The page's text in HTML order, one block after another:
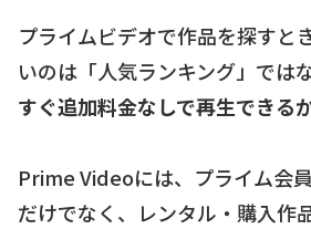
プライムビデオで作品を探すと
いのは「人気ランキング」ではな
すぐ追加料金なしで再生できる
Prime Videoには、プライム会
だけでなく、レンタル・購入作